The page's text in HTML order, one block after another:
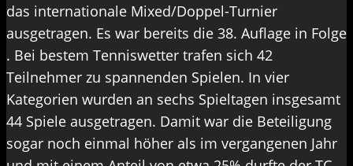
das internationale Mixed/Doppel-Turnier
ausgetragen. Es war bereits die 38. Auflage in Folge
. Bei bestem Tenniswetter trafen sich 42
Teilnehmer zu spannenden Spielen. In vier
Kategorien wurden an sechs Spieltagen insgesamt
44 Spiele ausgetragen. Damit war die Beteiligung
sogar noch einmal höher als im vergangenen Jahr